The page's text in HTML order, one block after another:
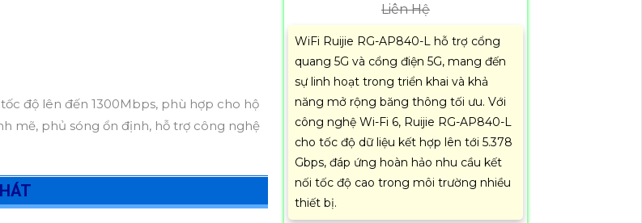
độ lên đến 1300Mbps, phù hợp cho hộ
mẽ, phủ sóng ổn định, hỗ trợ công nghệ
Liên Hệ
WiFi Ruijie RG-AP840-L hỗ trợ cổng
quang 5G và cổng điện 5G, mang đến
sự linh hoạt trong triển khai và khả
năng mở rộng băng thông tối ưu. Với
công nghệ Wi-Fi 6, Ruijie RG-AP840-L
cho tốc độ dữ liệu kết hợp lên tới 5.378
Gbps, đáp ứng hoàn hảo nhu cầu kết
nối tốc độ cao trong môi trường nhiều
thiết bị.